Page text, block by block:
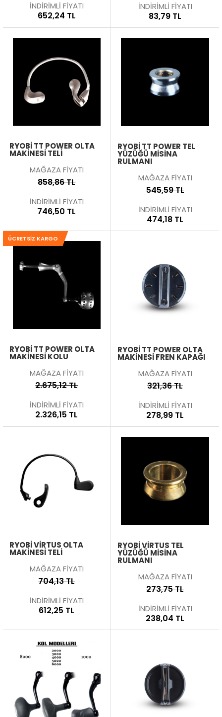
İNDİRİMLİ FİYATI
652,24 TL
İNDİRİMLİ FİYATI
83,79 TL
RYOBI TT POWER OLTA
MAKINESI TELI
MAĞAZA FİYATI
858,86 TL
İNDİRİMLİ FİYATI
746,50 TL
RYOBI TT POWER TEL
YÜZÜĞÜ MISINA
RULMANI
MAĞAZA FİYATI
545,59 TL
İNDİRİMLİ FİYATI
474,18 TL
ÜCRETSIZ KARGO
RYOBI TT POWER OLTA
MAKINESI KOLU
MAĞAZA FİYATI
2.675,12 TL
İNDİRİMLİ FİYATI
2.326,15 TL
RYOBI TT POWER OLTA
MAKINESI FREN KAPAĞI
MAĞAZA FİYATI
321,36 TL
İNDİRİMLİ FİYATI
278,99 TL
RYOBI VIRTUS OLTA
MAKINESI TELI
MAĞAZA FİYATI
704,13 TL
İNDİRİMLİ FİYATI
612,25 TL
RYOBI VIRTUS TEL
YÜZÜĞÜ MISINA
RULMANI
MAĞAZA FİYATI
273,75 TL
İNDİRİMLİ FİYATI
238,04 TL